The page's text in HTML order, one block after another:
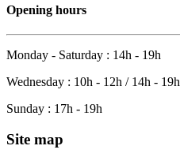
Opening hours
Monday - Saturday : 14h - 19h
Wednesday : 10h - 12h / 14h - 19h
Sunday : 17h - 19h
Site map